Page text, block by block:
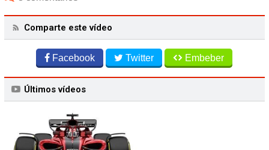
Comparte este vídeo
Facebook Twitter Embeber
Últimos vídeos